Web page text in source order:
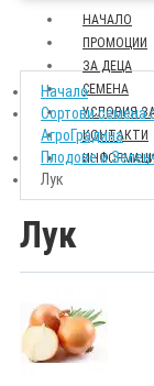
НАЧАЛО
ПРОМОЦИИ
ЗА ДЕЦА
СЕМЕНА
УСЛОВИЯ
КОНТАКТИ
Начало
Сортови семена
АгроГрадина
Плодове и
Лук
Лук